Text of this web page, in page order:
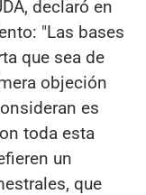
declaró en
"Las bases
que sea de
objeción
es
toda esta
un
que